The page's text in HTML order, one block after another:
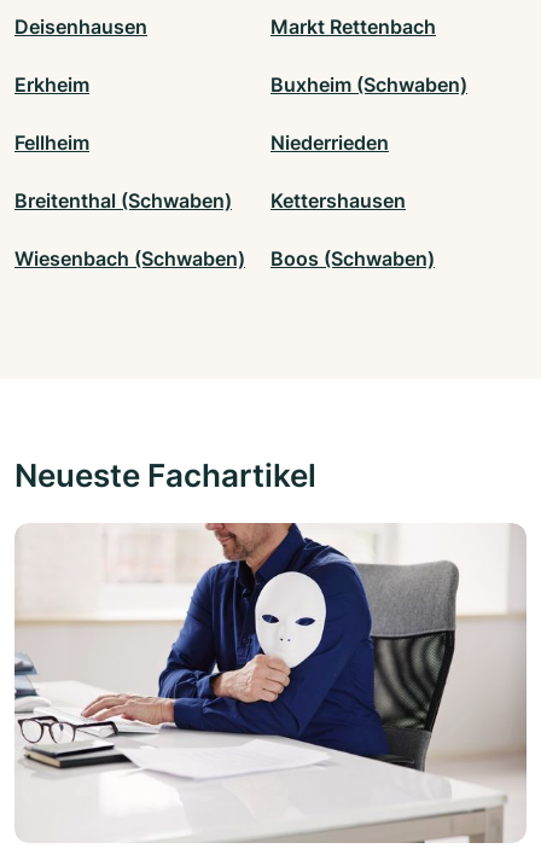
Deisenhausen Markt Rettenbach
Erkheim Buxheim (Schwaben)
Fellheim Niederrieden
Breitenthal (Schwaben) Kettershausen
Wiesenbach (Schwaben) Boos (Schwaben)
Neueste Fachartikel